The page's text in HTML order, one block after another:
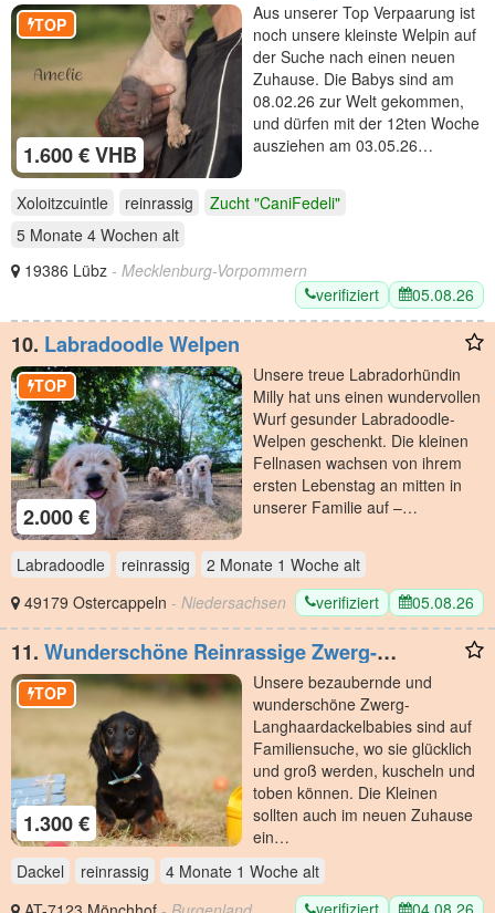
1.600 € VHB
TOP
Aus unserer Top Verpaarung ist
noch unsere kleinste Welpin auf
der Suche nach einen neuen
Zuhause. Die Babys sind am
08.02.26 zur Welt gekommen,
und dürfen mit der 12ten Woche
ausziehen am 03.05.26…
Xoloitzcuintle reinrassig
Zucht "CaniFedeli"
5 Monate 4 Wochen alt
19386 Lübz - Mecklenburg-Vorpommern
verifiziert
05.08.26
10. Labradoodle Welpen
2.000 €
TOP
Unsere treue Labradorhündin
Milly hat uns einen wundervollen
Wurf gesunder Labradoodle-
Welpen geschenkt. Die kleinen
Fellnasen wachsen von ihrem
ersten Lebenstag an mitten in
unserer Familie auf –…
Labradoodle reinrassig 2 Monate 1 Woche alt
49179 Ostercappeln - Niedersachsen verifiziert 05.08.26
11. Wunderschöne Reinrassige Zwerg-
Langhaardackel Welpen auf Familiensuche
1.300 €
TOP
Unsere bezaubernde und
wunderschöne Zwerg-
Langhaardackelbabies sind auf
Familiensuche, wo sie glücklich
und groß werden, kuscheln und
toben können. Die Kleinen
sollten auch im neuen Zuhause
ein…
Dackel
reinrassig 4 Monate 1 Woche alt